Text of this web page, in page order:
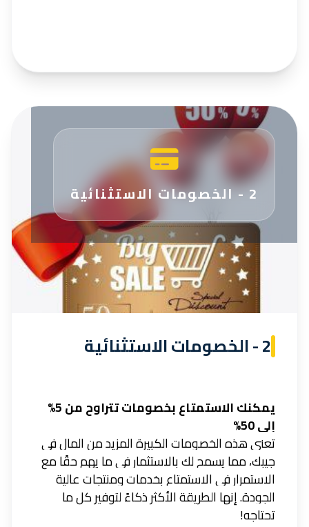
2 - الخصومات الاستثنائية
2 - الخصومات الاستثنائية
يمكنك الاستمتاع بخصومات تتراوح من 5%
إلى 50%
تعني هذه الخصومات الكبيرة المزيد من المال في
جيبك، مما يسمح لك بالاستثمار في ما يهم حقًا مع
الاستمرار في الاستمتاع بخدمات ومنتجات عالية
الجودة. إنها الطريقة الأكثر ذكاءً لتوفير كل ما
تحتاجه!